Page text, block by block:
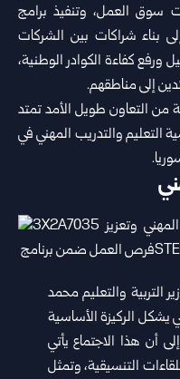
سوق العمل، وتنفيذ برامج
بناء ‏شراكات بين الشركات
ورفع كفاءة الكوادر الوطنية،
إلى مناطقهم.‏
من التعاون طويل الأمد تمتد
بأهمية التعليم والتدريب ‏المهني في
التربية والتعليم محمد
يشكل الركيزة الأساسية
أن هذا الاجتماع يأتي
التنسيقية، وتمثل